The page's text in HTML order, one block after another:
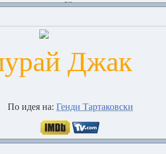
си.
Майкъл Джексън е черен, а годината
да подобрят бъдещето си.
Video Information
Framerate.......: 29.970 Fps
Aspect.Ratio....: 1.900
Audio Information
Джак
По идея на: Генди Тартаковски